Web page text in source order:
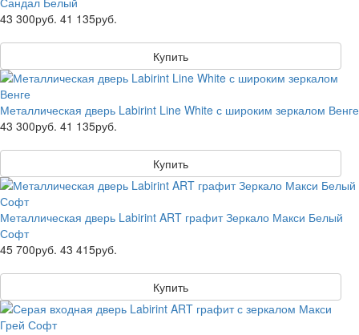
43 300руб. 41 135руб.
Купить
Металлическая дверь Labirint Line White с широким зеркалом Венге
43 300руб. 41 135руб.
Купить
Металлическая дверь Labirint ART графит Зеркало Макси Белый
Софт
45 700руб. 43 415руб.
Купить